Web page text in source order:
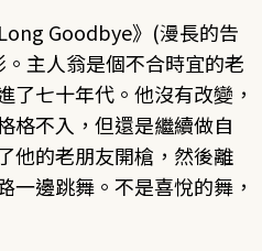
Goodbye》(漫長的告
主人翁是個不合時宜的老
了七十年代。他沒有改變，
格不入，但還是繼續做自
他的老朋友開槍，然後離
一邊跳舞。不是喜悅的舞，